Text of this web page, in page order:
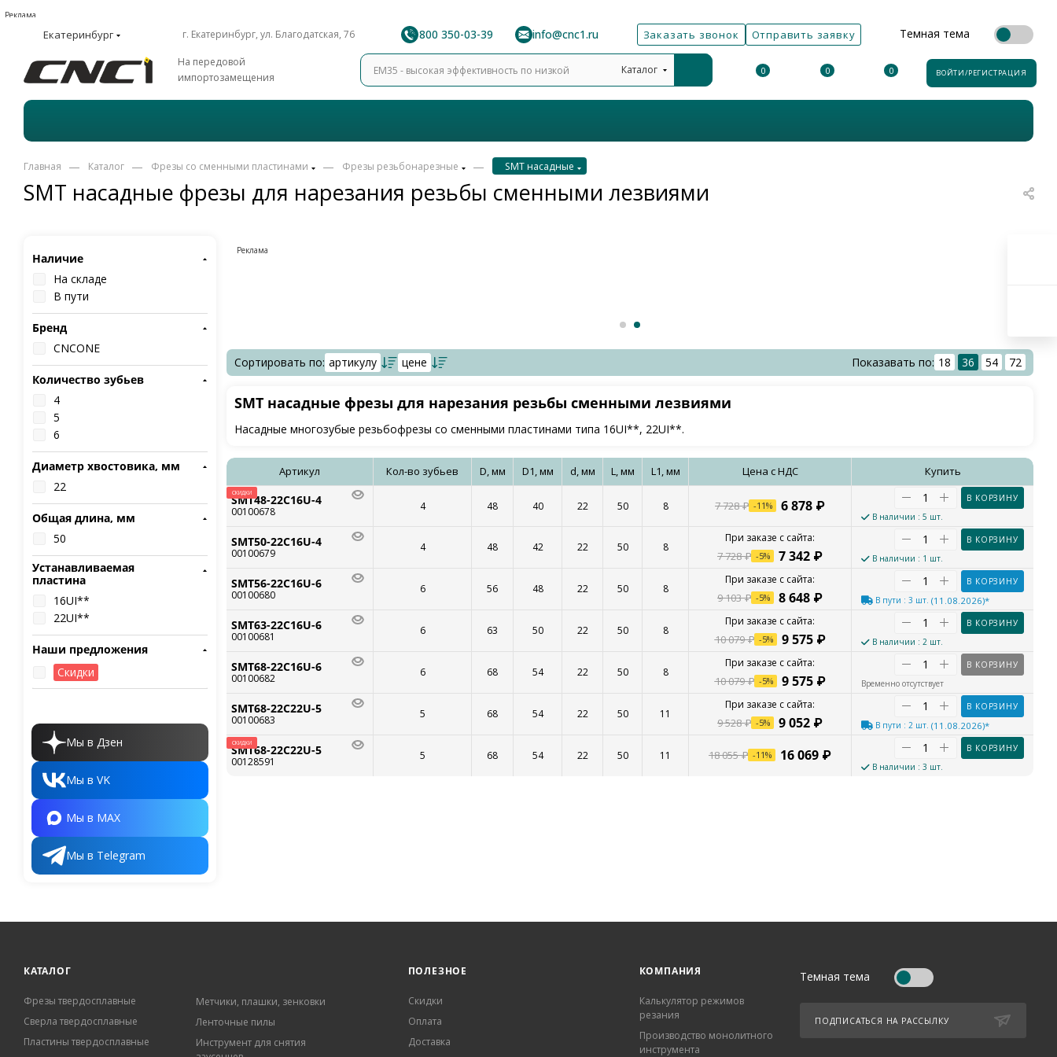
Реклама
Екатеринбург г. Екатеринбург, ул. Благодатская, 76 8 800 350-03-39 info@cnc1.ru Заказать звонок Отправить заявку Темная тема
На передовой
импортозамещения
Каталог 0 0 0 ВОЙТИ/РЕГИСТРАЦИЯ
SMT насадные фрезы для нарезания резьбы сменными лезвиями
Главная — Каталог — Фрезы со сменными пластинами — Фрезы резьбонарезные — SMT насадные
Реклама
Сортировать по: артикулу цене Показавать по: 18 36 54 72
SMT насадные фрезы для нарезания резьбы сменными лезвиями
Насадные многозубые резьбофрезы со сменными пластинами типа 16UI**, 22UI**.
Артикул Кол-во зубьев D, мм D1, мм d, мм L, мм L1, мм Цена с НДС Купить
СКИДКИ
SMT48-22C16U-4
00100678 4 48 40 22 50 8 6 878 ₽
7 728₽ -11%
В КОРЗИНУ
В наличии : 5 шт.
SMT50-22C16U-4
00100679 4 48 42 22 50 8
7 342 ₽
7 728₽ -5%
В КОРЗИНУ
В наличии : 1 шт.
SMT56-22C16U-6
00100680 6 56 48 22 50 8
8 648 ₽
9 103₽ -5%
В КОРЗИНУ
В пути : 3 шт. (11.08.2026)*
SMT63-22C16U-6
00100681 6 63 50 22 50 8
9 575₽
10 079₽ -5%
В КОРЗИНУ
В наличии : 2 шт.
SMT68-22C16U-6
00100682 6 68 54 22 50 8
9 575₽
10 079₽ -5%
В КОРЗИНУ
Временно отсутствует
SMT68-22C22U-5
00100683 5 68 54 22 50 11
9 052 ₽
9 528₽ -5%
В КОРЗИНУ
В пути : 2 шт. (11.08.2026)*
СКИДКИ
SMT68-22C22U-5
00128591 5 68 54 22 50 11 16 069 ₽
18 055₽ -11%
В КОРЗИНУ
В наличии : 3 шт.
Наличие
На складе
В пути
Бренд
CNCONE
Количество зубьев
4
5
6
Диаметр хвостовика, мм
22
Общая длина, мм
50
Устанавливаемая
пластина
16UI**
22UI**
Наши предложения
Скидки
Мы в Дзен
Мы в VK
Мы в MAX
Мы в Telegram
КАТАЛОГ
Фрезы твердосплавные
Сверла твердосплавные
Пластины твердосплавные
Метчики, плашки, зенковки
Ленточные пилы
Инструмент для снятия
ПОЛЕЗНОЕ
Скидки
Оплата
Доставка
КОМПАНИЯ
Калькулятор режимов
резания
Производство монолитного
инструмента
Темная тема
ПОДПИСАТЬСЯ НА РАССЫЛКУ